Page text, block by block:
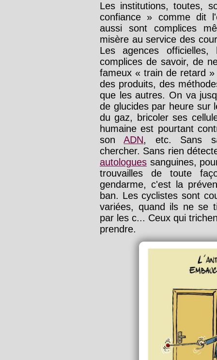
Les institutions, toutes,
confiance » comme dit
aussi sont complices
misère au service des
Les agences
complices de savoir, de
fameux « train de retard
des produits, des
que les autres. On va
de glucides par heure sur
du gaz, bricoler ses
humaine est pourtant
sonADN, etc. Sans
chercher. Sans rien
autologues sanguines,
trouvailles de toute
gendarme, c'est la
ban. Les cyclistes sont
variées, quand ils ne se
par les c... Ceux qui
prendre.